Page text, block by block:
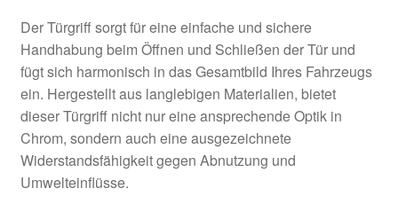
Mein Konto
Über uns
Warenkorb
Weltweiter Versand
Der Türgriff sorgt für eine einfache und sichere
Handhabung beim Öffnen und Schließen der Tür und
fügt sich harmonisch in das Gesamtbild Ihres Fahrzeugs
ein. Hergestellt aus langlebigen Materialien, bietet
dieser Türgriff nicht nur eine ansprechende Optik in
Chrom, sondern auch eine ausgezeichnete
Widerstandsfähigkeit gegen Abnutzung und
Umwelteinflüsse.